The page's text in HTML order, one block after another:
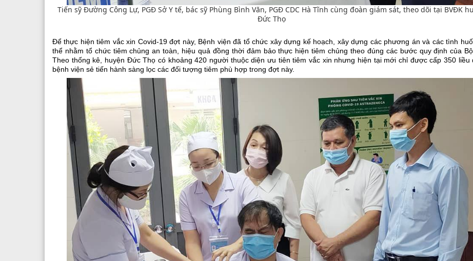
Tiến sỹ Đường Công Lự, PGĐ Sở Y tế, bác sỹ Phùng Bình Văn, PGĐ CDC Hà Tĩnh cùng đoàn giám sát, theo dõi tại BVĐK
Đức Thọ
Để thực hiện tiêm vắc xin Covid-19 đợt này, Bệnh viện đã tổ chức xây dựng kế hoạch, xây dựng các phương án và các tình
thể nhằm tổ chức tiêm chủng an toàn, hiệu quả đồng thời đảm bảo thực hiện tiêm chủng theo đúng các bước quy định của Bộ
Theo thống kê, huyện Đức Thọ có khoảng 420 người thuộc diện ưu tiên tiêm vắc xin nhưng hiện tại mới chỉ được cấp 350 liều
bệnh viện sẻ tiến hành sàng lọc các đối tượng tiêm phù hợp trong đợt này.